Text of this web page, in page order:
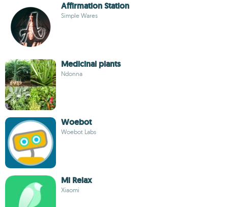
Affirmation Station
Simple Wares
Medicinal plants
Ndonna
Woebot
Woebot Labs
Mi Relax
Xiaomi